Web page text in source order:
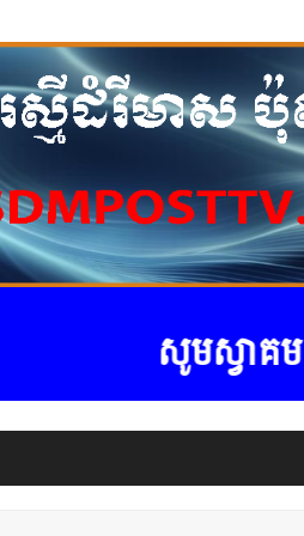
សូមស្វាគម